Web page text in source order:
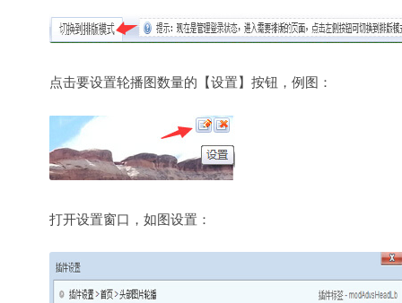
点击要设置轮播图数量的【设置】按钮，例图：
打开设置窗口，如图设置：